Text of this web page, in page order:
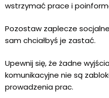
wstrzymać prace i
Pozostaw zaplecze
sam chciałbyś je zastać.
Upewnij się, że żadne
komunikacyjne nie są
prowadzenia prac.